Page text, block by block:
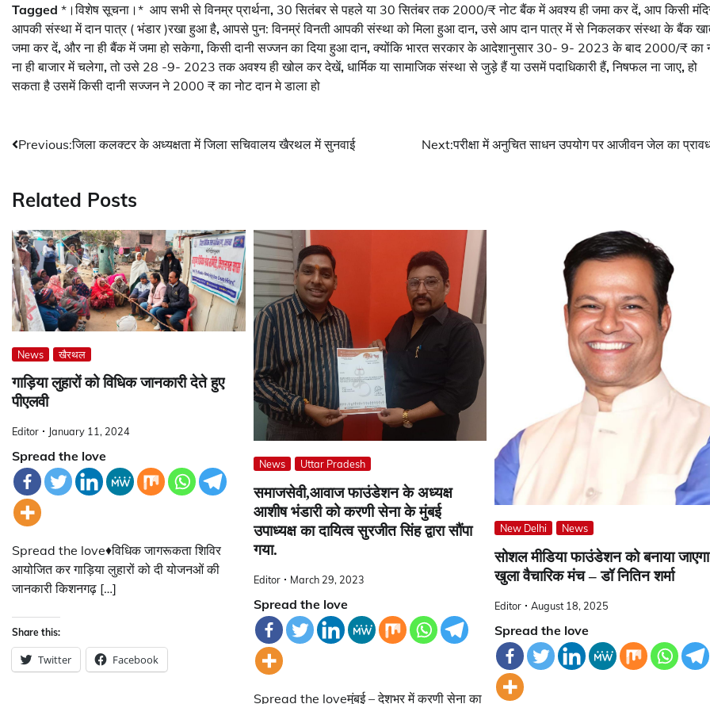
Tagged *।विशेष सूचना।* ‌ आप सभी से विनम्र प्रार्थना, 30 सितंबर से पहले या 30 सितंबर तक 2000/₹ नोट बैंक में अवश्य ही जमा कर दें, आप किसी
आपकी संस्था में दान पात्र ( भंडार )रखा हुआ है, आपसे पुन: विनम्रं विनती आपकी संस्था को मिला हुआ दान,उसे आप दान पात्र में से निकलकर संस्था के बैंक
जमा कर दें, और ना ही बैंक में जमा हो सकेगा,किसी दानी सज्जन का दिया हुआ दान,क्योंकि भारत सरकार के आदेशानुसार 30- 9- 2023 के बाद 2000/₹ का
ना ही बाजार में चलेगा,तो उसे 28 -9- 2023 तक अवश्य ही खोल कर देखें, धार्मिक या सामाजिक संस्था से जुड़े हैं या उसमें पदाधिकारी हैं,निषफल ना जाए,हो
सकता है उसमें किसी दानी सज्जन ने 2000 ₹ का नोट दान मे डाला हो
Post
Previous:जिला कलक्टर के अध्यक्षता में जिला सचिवालय खैरथल में सुनवाई Next:परीक्षा में अनुचित साधन उपयोग पर आजीवन जेल का
Related Posts
News खैरथल
गाड़िया लुहारों को विधिक जानकारी देते हुए
पीएलवी
Editor January 11, 2024
Spread the love
Spread the love♦विधिक जागरूकता शिविर
आयोजित कर गाड़िया लुहारों को दी योजनओं की
जानकारी किशनगढ़ […]
Share this:
Twitter Facebook
News Uttar Pradesh
समाजसेवी,आवाज फाउंडेशन के अध्यक्ष
आशीष भंडारी को करणी सेना के मुंबई
उपाध्यक्ष का दायित्व सुरजीत सिंह द्वारा सौंपा
गया.
Editor March 29, 2023
Spread the love
Spread the loveमुंबई – देशभर में करणी सेना का
New Delhi News
सोशल मीडिया फाउंडेशन को बनाया जाएगा
खुला वैचारिक मंच – डॉ नितिन शर्मा
Editor August 18, 2025
Spread the love